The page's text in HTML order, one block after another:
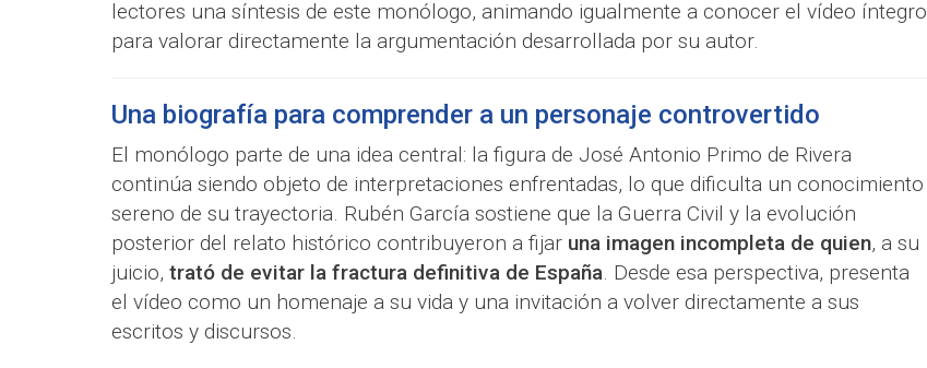
lectores una síntesis de este monólogo, animando igualmente a conocer el vídeo íntegro
para valorar directamente la argumentación desarrollada por su autor.
Una biografía para comprender a un personaje controvertido
El monólogo parte de una idea central: la figura de José Antonio Primo de Rivera
continúa siendo objeto de interpretaciones enfrentadas, lo que dificulta un conocimiento
sereno de su trayectoria. Rubén García sostiene que la Guerra Civil y la evolución
posterior del relato histórico contribuyeron a fijar una imagen incompleta de quien, a su
juicio, trató de evitar la fractura definitiva de España. Desde esa perspectiva, presenta
el vídeo como un homenaje a su vida y una invitación a volver directamente a sus
escritos y discursos.